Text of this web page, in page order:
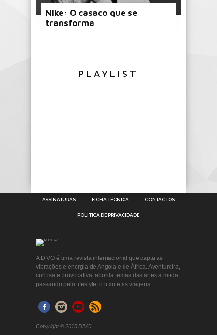
Nike: O casaco que se
transforma
PLAYLIST
ASSINATURAS FICHA TÉCNICA CONTACTOS
POLÍTICA DE PRIVACIDADE
A DIVO é uma revista internacional que capta as
vibrações e energia de Angola e de África. Aventureira,
curiosa e provocativa, aborda temas das artes à moda,
passando pelo lifestyle, o luxo e as viagens.
Copyright © 2015 DIVO